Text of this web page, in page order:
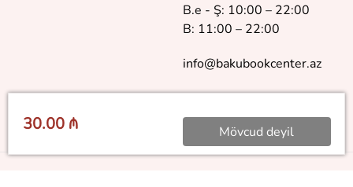
30.00 ₼ Mövcud deyil
B.e - Ş: 10:00 – 22:00
B: 11:00 – 22:00
info@bakubookcenter.az